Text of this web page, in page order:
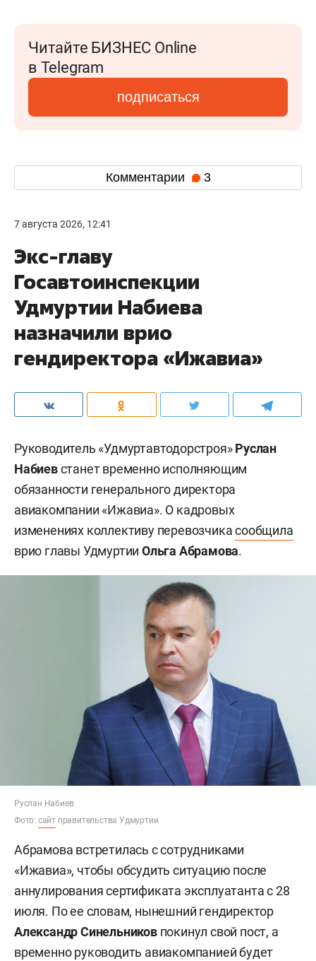
Читайте БИЗНЕС Online
в Telegram
подписаться
Комментарии 3
7 августа 2026, 12:41
Экс-главу
Госавтоинспекции
Удмуртии Набиева
назначили врио
гендиректора «Ижавиа»
Руководитель «Удмуртавтодорстроя»Руслан
Набиевстанет временно исполняющим
обязанности генерального директора
авиакомпании «Ижавиа». О кадровых
изменениях коллективу перевозчикасообщила
врио главы УдмуртииОльга Абрамова.
Руслан Набиев
Фото: сайт правительства Удмуртии
Абрамова встретилась с сотрудниками
«Ижавиа», чтобы обсудить ситуацию после
аннулирования сертификата эксплуатанта с 28
июля. По ее словам, нынешний гендиректор
Александр Синельниковпокинул свой пост, а
временно руководить авиакомпанией будет